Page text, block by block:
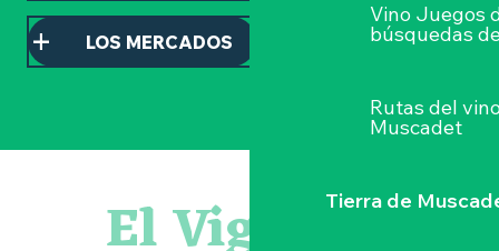
Vino Juegos
búsquedas
Rutas del
Muscadet
Tierra de
LOS MERCADOS
Visite guidée « Histoire d'un jardin pittoresque »
« Veduta, les palais oubliés d'Italie » Thomas Jorion
El Vignoble